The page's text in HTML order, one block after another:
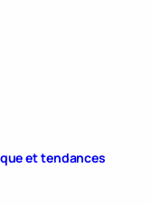
et tendances